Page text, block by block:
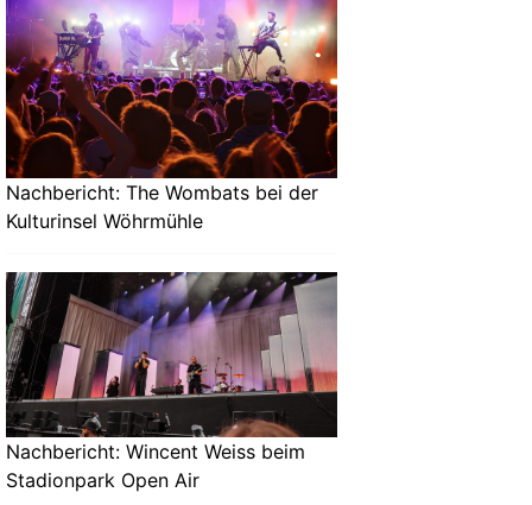
Nachbericht: The Wombats bei der
Kulturinsel Wöhrmühle
Nachbericht: Wincent Weiss beim
Stadionpark Open Air